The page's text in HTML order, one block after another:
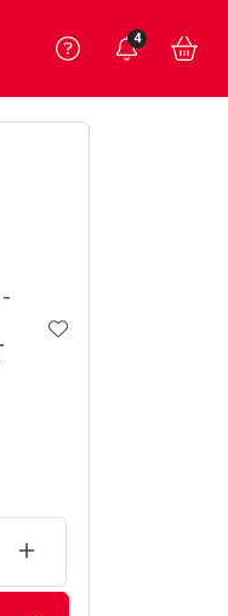
Precisa
Ver Recursos
Você
4
ADICIONAR AOS
AUMENTAR UMA